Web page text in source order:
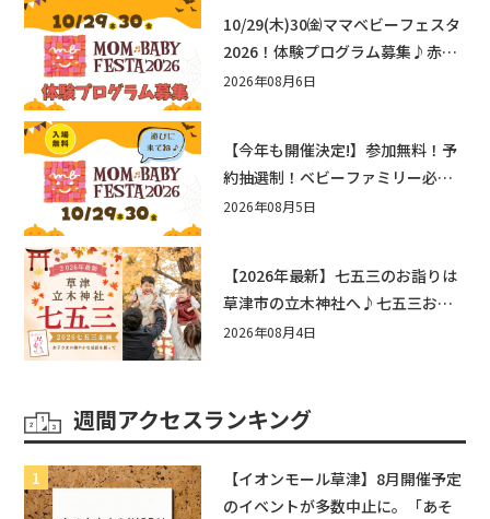
10/29(木)30㈮ママベビーフェスタ
2026！体験プログラム募集♪赤ち
ゃん向けイベントに出演しません
2026年08月6日
【今年も開催決定!】参加無料！予
約抽選制！ベビーファミリー必見
☆入場無料☆10/29(木)30(金)ママ
2026年08月5日
【2026年最新】七五三のお詣りは
草津市の立木神社へ♪七五三お祝
い企画をご紹介！
2026年08月4日
週間アクセスランキング
【イオンモール草津】8月開催予定
のイベントが多数中止に。「あそ